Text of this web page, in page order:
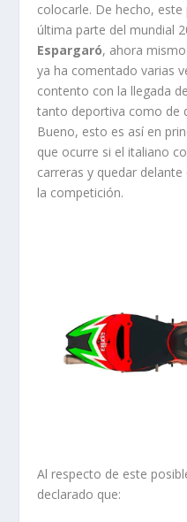
colocarle. De hecho,
última parte del mundial
Espargaró, ahora
ya ha comentado varias
contento con la llegada
tanto deportiva como de
Bueno, esto es así en
que ocurre si el italiano
carreras y quedar
la competición.
Al respecto de este
declarado que: